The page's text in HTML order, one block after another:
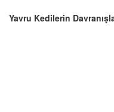
Yavru Kedilerin